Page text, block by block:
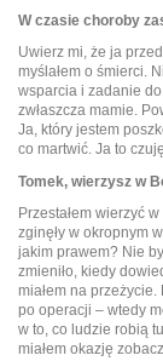
W czasie choroby
Uwierz mi, że ja
myślałem o śmierci.
wsparcia i zadanie
zwłaszcza mamie.
Ja, który jestem
co martwić. Ja to
Tomek, wierzysz w
Przestałem wierzyć
zginęły w okropnym
jakim prawem? Nie
zmieniło, kiedy
miałem na
po operacji – wtedy
w to, co ludzie robią
miałem okazję